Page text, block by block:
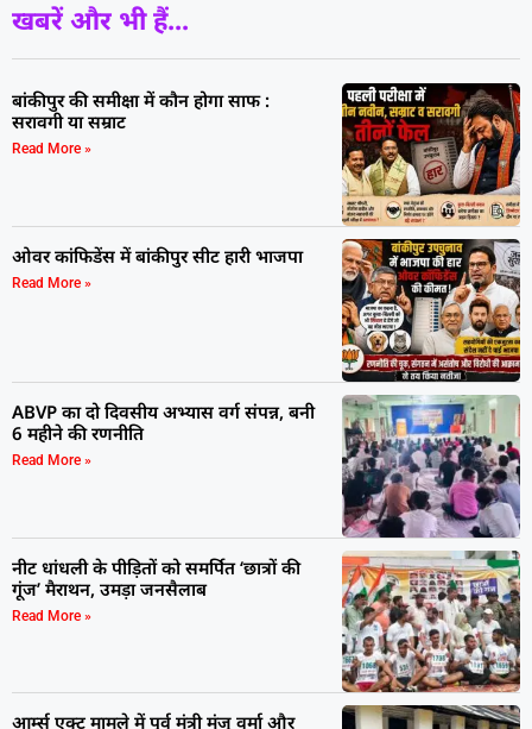
खबरें और भी हैं...
बांकीपुर की समीक्षा में कौन होगा साफ :
सरावगी या सम्राट
Read More »
ओवर कांफिडेंस में बांकीपुर सीट हारी भाजपा
Read More »
ABVP का दो दिवसीय अभ्यास वर्ग संपन्न, बनी
6 महीने की रणनीति
Read More »
नीट धांधली के पीड़ितों को समर्पित ‘छात्रों की
गूंज’ मैराथन, उमड़ा जनसैलाब
Read More »
आर्म्स एक्ट मामले में पूर्व मंत्री मंजू वर्मा और